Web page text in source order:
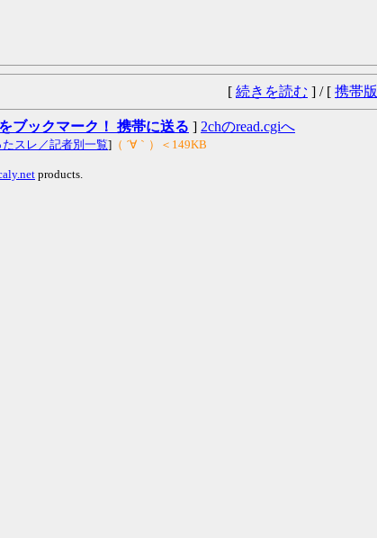
[ 続きを読む ] / [ 携帯版
ブックマーク！ 携帯に送る ] 2chのread.cgiへ
たスレ／記者別一覧] （ ´∀｀）＜149KB
products.